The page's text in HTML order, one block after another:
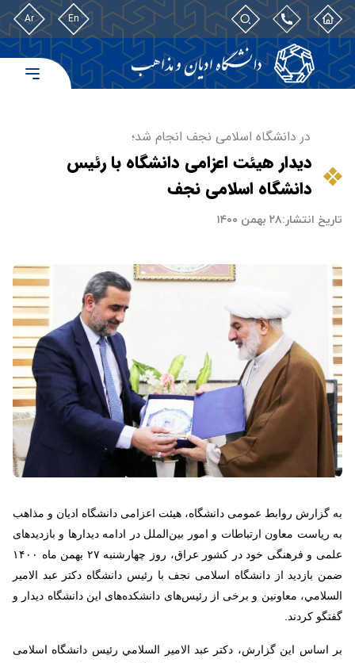
En
Ar
در دانشگاه اسلامی نجف انجام شد؛
دیدار هیئت اعزامی دانشگاه با رئیس
دانشگاه اسلامی نجف
تاریخ انتشار:۲۸ بهمن ۱۴۰۰
به گزارش روابط عمومی دانشگاه، هیئت اعزامی دانشگاه ادیان و مذاهب
به ریاست معاون ارتباطات و امور بین‌الملل در ادامه دیدارها و بازدیدهای
علمی و فرهنگی خود در کشور عراق، روز چهارشنبه ۲۷ بهمن ماه ۱۴۰۰
ضمن بازدید از دانشگاه اسلامی نجف با رئیس دانشگاه دكتر عبد الامير
السلامي، معاونين و برخی از رئیس‌های دانشکده‌های این دانشگاه دیدار و
گفتگو کردند.
بر اساس این گزارش، دكتر عبد الامير السلامي رئیس دانشگاه اسلامی